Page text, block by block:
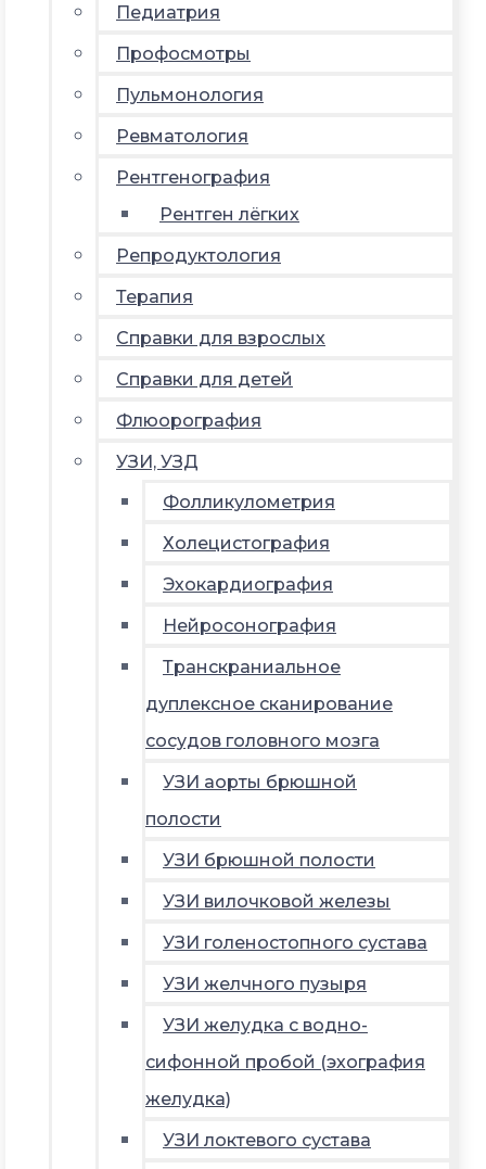
Педиатрия
Профосмотры
Пульмонология
Ревматология
Рентгенография
Рентген лёгких
Репродуктология
Терапия
Справки для взрослых
Справки для детей
Флюорография
УЗИ, УЗД
Фолликулометрия
Холецистография
Эхокардиография
Нейросонография
Транскраниальное
дуплексное сканирование
сосудов головного мозга
УЗИ аорты брюшной
полости
УЗИ брюшной полости
УЗИ вилочковой железы
УЗИ голеностопного сустава
УЗИ желчного пузыря
УЗИ желудка с водно-
сифонной пробой (эхография
желудка)
УЗИ локтевого сустава